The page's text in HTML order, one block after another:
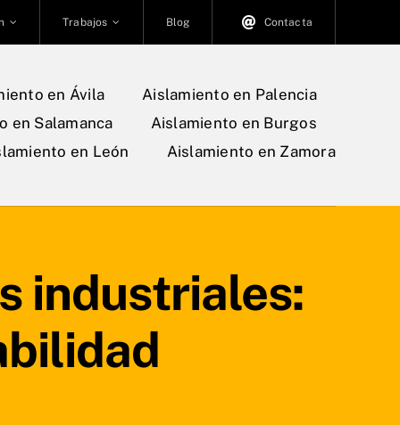
Trabajos Blog Contacta
en Ávila
Aislamiento en Palencia
en Salamanca
Aislamiento en Burgos
en León
Aislamiento en Zamora
industriales: